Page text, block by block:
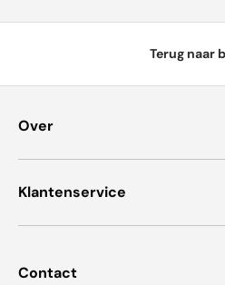
Terug naar
Over
Klantenservice
Contact